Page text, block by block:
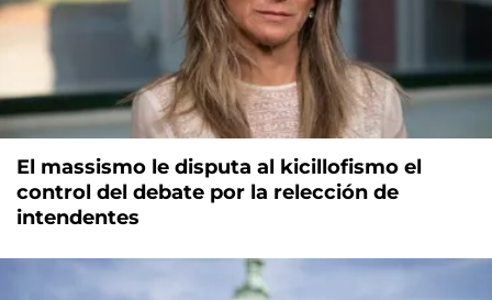
El massismo le disputa al kicillofismo el
control del debate por la relección de
intendentes